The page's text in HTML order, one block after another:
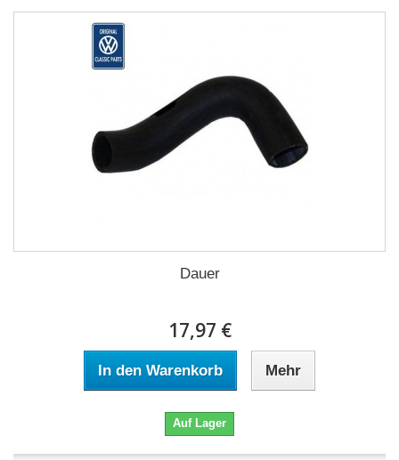
Dauer
17,97 €
In den Warenkorb Mehr
Auf Lager